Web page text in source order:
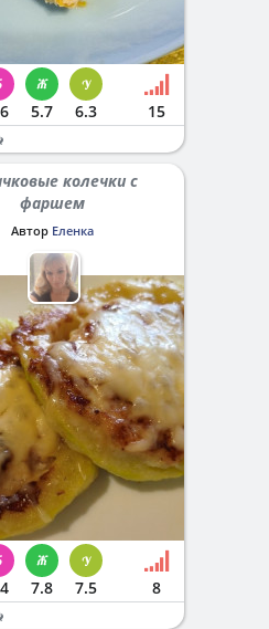
5.7 6.3 15
фаршем
Автор Еленка
7.8 7.5 8